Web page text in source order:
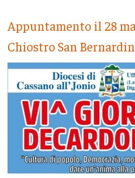
Appuntamento il 28
Chiostro San